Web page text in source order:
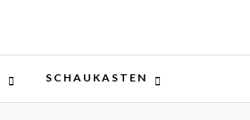
SCHAUKASTEN